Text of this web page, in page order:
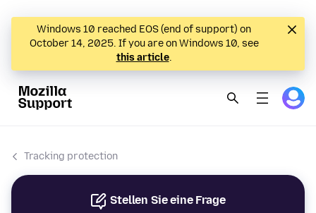
Windows 10 reached EOS (end of support) on
October 14, 2025. If you are on Windows 10, see
this article.
Tracking protection
Stellen Sie eine Frage